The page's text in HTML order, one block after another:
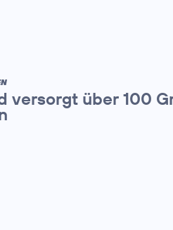
versorgt über 100